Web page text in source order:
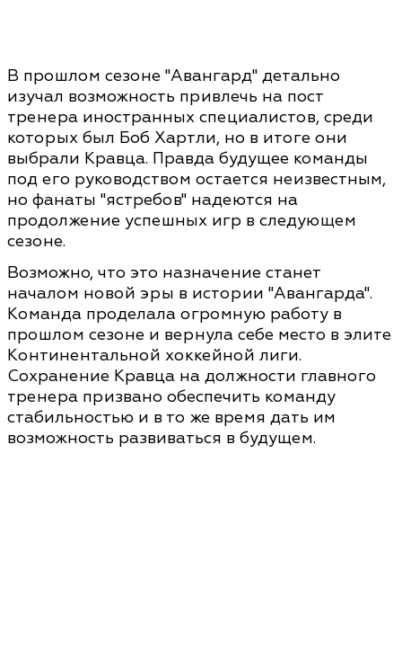
В прошлом сезоне "Авангард" детально
изучал возможность привлечь на пост
тренера иностранных специалистов, среди
которых был Боб Хартли, но в итоге они
выбрали Кравца. Правда будущее команды
под его руководством остается неизвестным,
но фанаты "ястребов" надеются на
продолжение успешных игр в следующем
сезоне.
Возможно, что это назначение станет
началом новой эры в истории "Авангарда".
Команда проделала огромную работу в
прошлом сезоне и вернула себе место в элите
Континентальной хоккейной лиги.
Сохранение Кравца на должности главного
тренера призвано обеспечить команду
стабильностью и в то же время дать им
возможность развиваться в будущем.